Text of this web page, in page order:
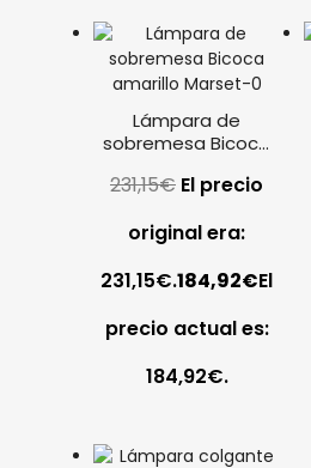
Lámpara de
sobremesa Bicoca
231,15€ El precio
original era:
231,15€.184,92€El
precio actual es:
184,92€.